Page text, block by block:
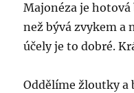
Majonéza je
než bývá zvykem a
účely je to dobré.
Oddělíme žloutky a